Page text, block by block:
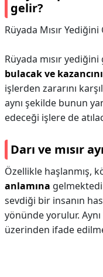
gelir?
Rüyada Mısır
Rüyada mısır
bulacak ve
işlerden zararını
aynı şekilde bunun
edeceği işlere de
Darı ve mısır
Özellikle haşlanmış,
anlamına
sevdiği bir insanın
yönünde yorulur.
üzerinden ifade